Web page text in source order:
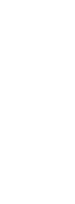
提供させていただ
ご了承ください。
。
品です。
はありません。
を得ず変更すること
類(PBDE) 1000ppm以下、
規制貨物等」とい
引許可)を取得する